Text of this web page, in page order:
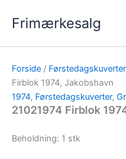
Frimærkesalg
Forside / Førstedagskuverter
Firblok 1974, Jakobshavn
1974, Førstedagskuverter,
21021974 Firblok
Beholdning: 1 stk